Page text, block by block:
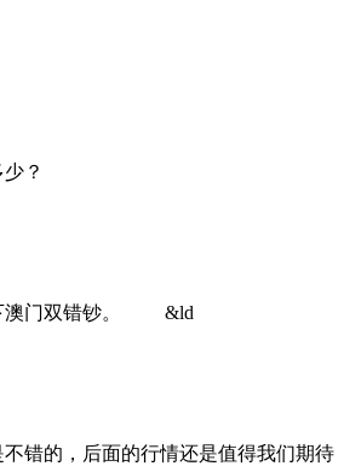
？
下澳门双错钞。 &ld
错的，后面的行情还是值得我们期待